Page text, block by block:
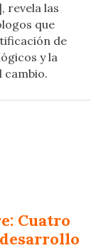
revela las
que
de
y la
cambio.
Cuatro